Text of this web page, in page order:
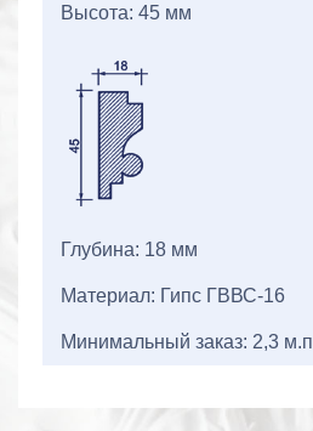
Высота: 45 мм
Глубина: 18 мм
Материал: Гипс ГВВС-16
Минимальный заказ: 2,3